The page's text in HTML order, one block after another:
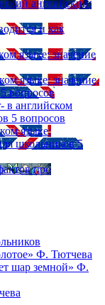
английский:
и как
языке: значение
языке: значение,
5 вопросов
в английском
5 вопросов
языке:
школьников 5
про
Ф. Тютчева
шар земной» Ф.